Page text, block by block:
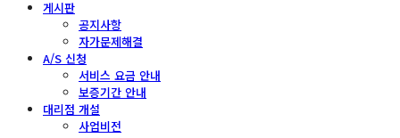
게시판
공지사항
자가문제해결
A/S 신청
서비스 요금 안내
보증기간 안내
대리점 개설
사업비전